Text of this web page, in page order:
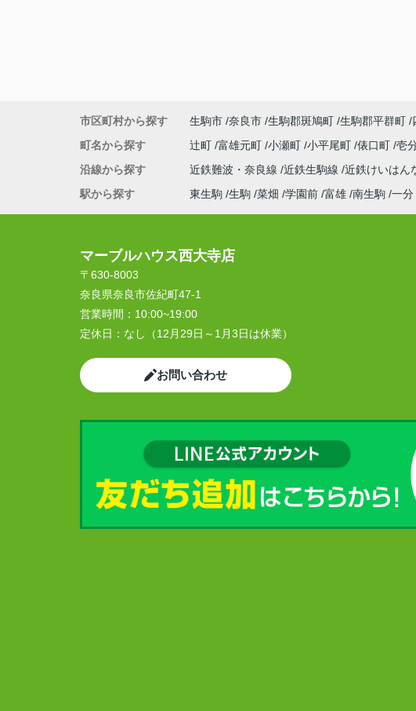
市区町村から探す 生駒市 奈良市 生駒郡斑鳩町 生駒郡平群町
町名から探す
辻町 富雄元町 小瀬町 小平尾町 俵口町 壱
沿線から探す
近鉄難波・奈良線 近鉄生駒線 近鉄けいはん
駅から探す
東生駒 生駒 菜畑 学園前 富雄 南生駒 一分
マーブルハウス西大寺店
〒630-8003
奈良県奈良市佐紀町47-1
営業時間： 10:00~19:00
定休日： なし（12月29日～1月3日は休業）
お問い合わせ